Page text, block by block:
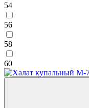
54
56
58
60